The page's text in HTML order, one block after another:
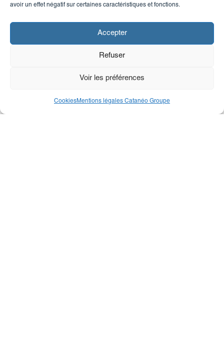
avoir un effet négatif sur certaines caractéristiques et fonctions.
Accepter
Refuser
Voir les préférences
CookiesMentions légales Catanéo Groupe